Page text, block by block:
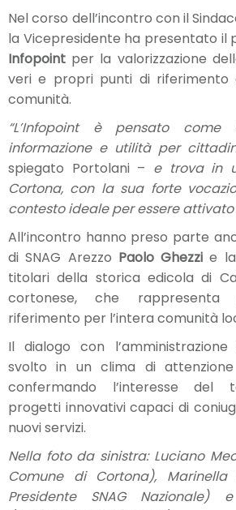
Nel corso dell’incontro con il
la Vicepresidente ha presentato il
Infopoint per la valorizzazione
veri e propri punti di riferimento
comunità.
“L’Infopoint è pensato
informazione e utilità per
spiegato Portolani – e trova in
Cortona, con la sua forte
contesto ideale per essere attivato
All’incontro hanno preso parte
di SNAG Arezzo Paolo Ghezzi e
titolari della storica edicola di
cortonese, che
riferimento per l’intera comunità
Il dialogo con
svolto in un clima di attenzione
confermando l’interesse del
progetti innovativi capaci di
nuovi servizi.
Nella foto da sinistra: Luciano
Comune di Cortona), Marinella
Presidente SNAG Nazionale)